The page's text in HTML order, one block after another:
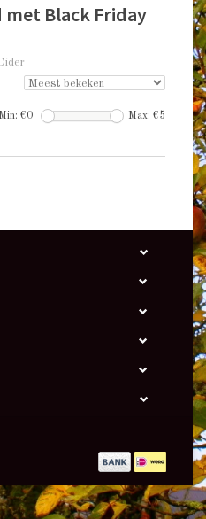
Black Friday
Min: €0 Max: €5